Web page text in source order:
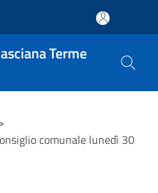
Terme
comunale lunedì 30